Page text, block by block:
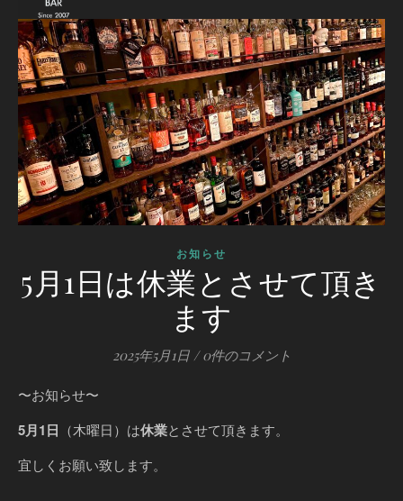
お知らせ
5月1日は休業とさせて頂き
ます
2025年5月1日 / 0件のコメント
〜お知らせ〜
5月1日 （木曜日）は休業とさせて頂きます。
宜しくお願い致します。